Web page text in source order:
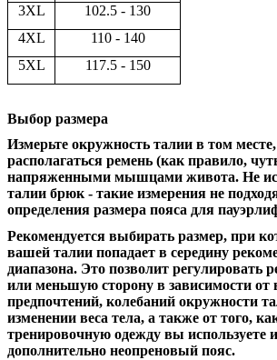
3XL
102.5 - 130
4XL
110 - 140
5XL
117.5 - 150
Выбор размера
Измерьте окружность талии в том месте,
располагаться ремень (как правило,
напряженными мышцами живота. Не
талии брюк - такие измерения не
определения размера пояса для
Рекомендуется выбирать размер, при
вашей талии попадает в середину
диапазона. Это позволит регулировать
или меньшую сторону в зависимости от
предпочтений, колебаний окружности
изменении веса тела, а также от того,
тренировочную одежду вы используете
дополнительно неопреновый пояс.